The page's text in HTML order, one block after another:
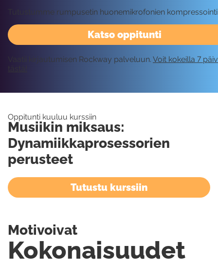
Katso oppitunti
Tutustumme rumpusetin huonemikrofonien
Vaatii kirjautumisen Rockway palveluun. Voit kokeilla 7
tästä!
Oppitunti kuuluu kurssiin
Musiikin miksaus:
Dynamiikkaprosessorien
perusteet
Tutustu kurssiin
Kokonaisuudet
Motivoivat